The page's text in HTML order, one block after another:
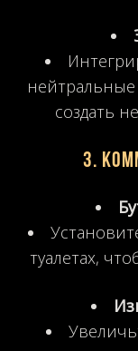
создать
3.
туалетах,